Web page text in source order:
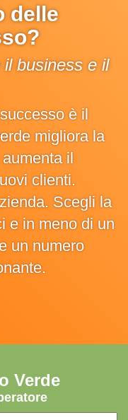
delle
business e il
è il
migliora la
il
clienti.
Scegli la
e in meno di un
un numero
Verde